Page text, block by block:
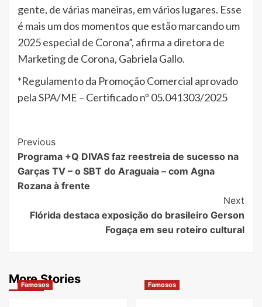
gente, de várias maneiras, em vários lugares. Esse
é mais um dos momentos que estão marcando um
2025 especial de Corona”, afirma a diretora de
Marketing de Corona, Gabriela Gallo.
*Regulamento da Promoção Comercial aprovado
pela SPA/ME – Certificado nº 05.041303/2025
Post
Navigation
Previous
Programa +Q DIVAS faz reestreia de sucesso na
Garças TV – o SBT do Araguaia – com Agna
Rozana à frente
Next
Flórida destaca exposição do brasileiro Gerson
Fogaça em seu roteiro cultural
More Stories
Famosos Famosos